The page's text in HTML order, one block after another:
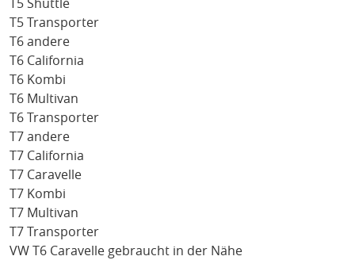
T5 Shuttle
T5 Transporter
T6 andere
T6 California
T6 Kombi
T6 Multivan
T6 Transporter
T7 andere
T7 California
T7 Caravelle
T7 Kombi
T7 Multivan
T7 Transporter
VW T6 Caravelle gebraucht in der Nähe